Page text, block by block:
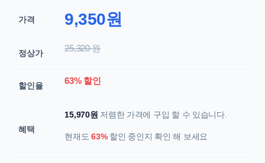
가격 9,350원
정상가 25,320 원
할인율 63% 할인
혜택
15,970원 저렴한 가격에 구입 할 수 있습니다.
현재도63%할인 중인지 확인 해 보세요